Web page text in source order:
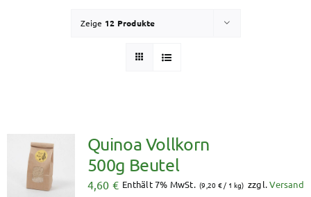
Zeige 12 Produkte
Quinoa Vollkorn
500g Beutel
4,60 € Enthält 7% MwSt. (9,20 €/ 1 kg) zzgl.Versand